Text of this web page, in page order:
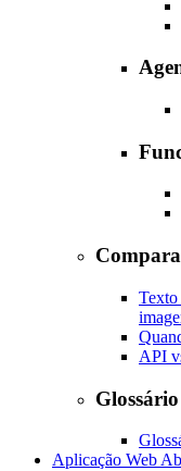
API
Glossário
Aplicação Web